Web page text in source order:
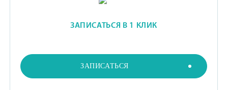
ЗАПИСАТЬСЯ В 1 КЛИК
ЗАПИСАТЬСЯ